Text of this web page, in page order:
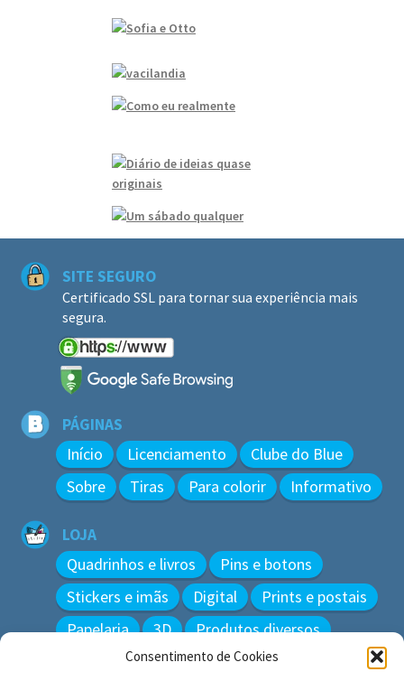
Consentimento de Cookies
SITE SEGURO
Certificado SSL para tornar sua experiência mais
segura.
PÁGINAS
Início Licenciamento
Clube do Blue
Sobre
Tiras Para colorir Informativo
LOJA
Quadrinhos e livros
Pins e botons
Stickers e imãs
Digital
Prints e postais
Papelaria
3D Produtos diversos